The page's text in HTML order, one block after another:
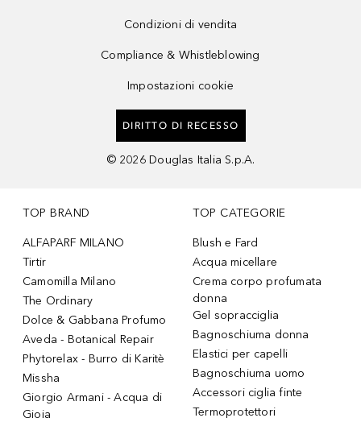
Condizioni di vendita
Compliance & Whistleblowing
Impostazioni cookie
DIRITTO DI RECESSO
© 2026 Douglas Italia S.p.A.
TOP BRAND
ALFAPARF MILANO
Tirtir
Camomilla Milano
The Ordinary
Dolce & Gabbana Profumo
Aveda - Botanical Repair
Phytorelax - Burro di Karitè
Missha
Giorgio Armani - Acqua di
Gioia
TOP CATEGORIE
Blush e Fard
Acqua micellare
Crema corpo profumata
donna
Gel sopracciglia
Bagnoschiuma donna
Elastici per capelli
Bagnoschiuma uomo
Accessori ciglia finte
Termoprotettori